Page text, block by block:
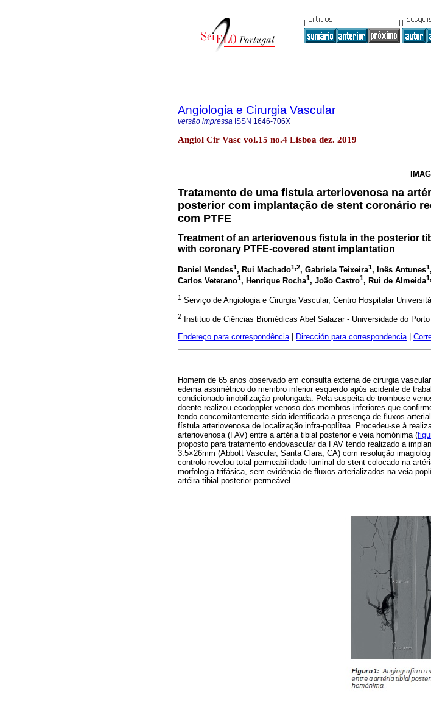
Angiologia e Cirurgia Vascular
versão impressa ISSN 1646-706X
Angiol Cir Vasc vol.15 no.4 Lisboa dez. 2019
Tratamento de uma fistula arteriovenosa na
posterior com implantação de stent coronário
com PTFE
Treatment of an arteriovenous fistula in the posterior
with coronary PTFE-covered stent implantation
Daniel Mendes1, Rui Machado1,2, Gabriela Teixeira1, Inês Antunes1
Carlos Veterano1, Henrique Rocha1, João Castro1, Rui de Almeida
1 Serviço de Angiologia e Cirurgia Vascular, Centro Hospitalar
2
Instituo de Ciências Biomédicas Abel Salazar - Universidade do Porto
Endereço para correspondência
Dirección para correspondencia
Homem de 65 anos observado em consulta externa de cirurgia
edema assimétrico do membro inferior esquerdo após acidente de
condicionado imobilização prolongada. Pela suspeita de trombose
doente realizou ecodoppler venoso dos membros inferiores que
tendo concomitantemente sido identificada a presença de fluxos
fístula arteriovenosa de localização infra-poplítea. Procedeu-se à
arteriovenosa (FAV) entre a artéria tibial posterior e veia homónima (
proposto para tratamento endovascular da FAV tendo realizado a
3.5×26mm (Abbott Vascular, Santa Clara, CA) com resolução
controlo revelou total permeabilidade luminal do stent colocado na
morfologia trifásica, sem evidência de fluxos arterializados na veia
artéira tibial posterior permeável.